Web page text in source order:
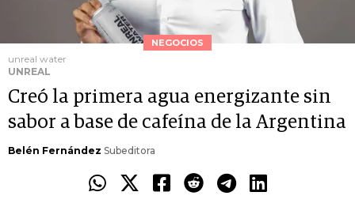
NEGOCIOS
unreal water
UNREAL
Creó la primera agua energizante sin
sabor a base de cafeína de la Argentina
Belén Fernández Subeditora